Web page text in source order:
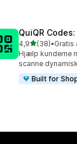
QuiQR
4,9ud af 5
(38)
38 anmeldelser i
•Gratis
Hjælp kunderne
scanne
Built for